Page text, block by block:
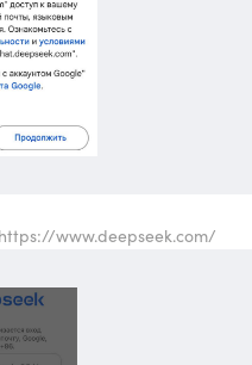
www.deepseek.com/